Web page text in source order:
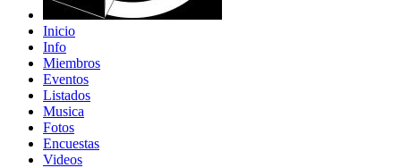
Inicio
Info
Miembros
Eventos
Listados
Musica
Fotos
Encuestas
Videos